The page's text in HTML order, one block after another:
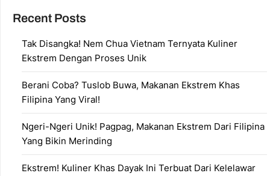
Recent Posts
Tak Disangka! Nem Chua Vietnam Ternyata Kuliner
Ekstrem Dengan Proses Unik
Berani Coba? Tuslob Buwa, Makanan Ekstrem Khas
Filipina Yang Viral!
Ngeri-Ngeri Unik! Pagpag, Makanan Ekstrem Dari Filipina
Yang Bikin Merinding
Ekstrem! Kuliner Khas Dayak Ini Terbuat Dari Kelelawar